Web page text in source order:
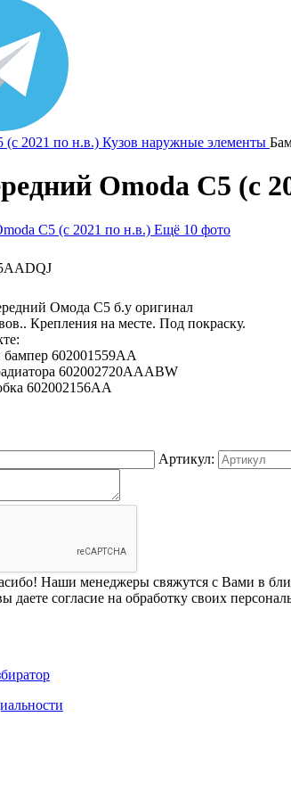
(с 2021 по н.в.) Кузов наружные элементы
Omoda C5 (с
Ещё 10 фото
Омода С5 б.у оригинал
Крепления на месте. Под покраску.
602001559AA
602002720AAABW
602002156AA
Артикул:
Наши менеджеры свяжутся с Вами в
даете согласие на обработку своих